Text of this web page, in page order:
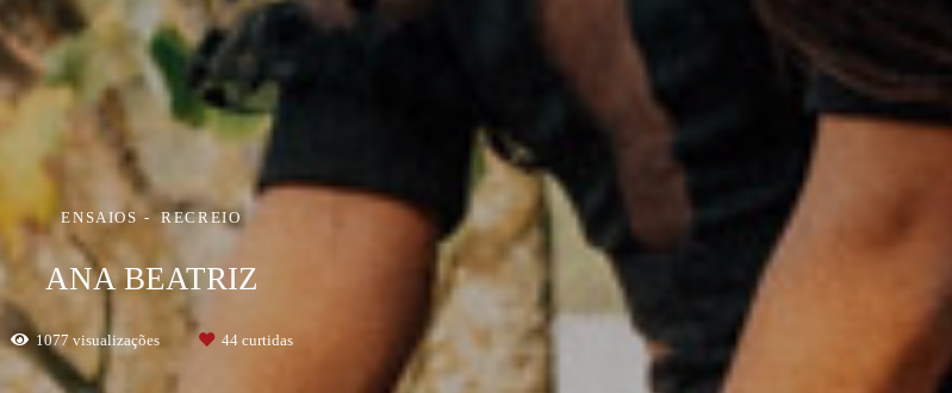
ENSAIOS RECREIO
ANA BEATRIZ
1077 visualizações 44curtidas